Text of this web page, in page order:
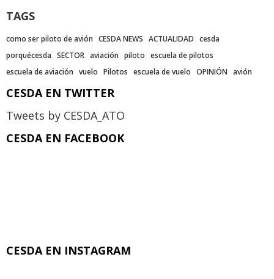
TAGS
como ser piloto de avión CESDA NEWS ACTUALIDAD cesda
porquécesda SECTOR aviación piloto escuela de pilotos
escuela de aviación vuelo Pilotos escuela de vuelo OPINIÓN avión
CESDA EN TWITTER
Tweets by CESDA_ATO
CESDA EN FACEBOOK
CESDA EN INSTAGRAM